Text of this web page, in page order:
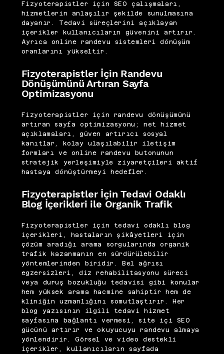
Fizyoterapistler için SEO çalışmaları,
hizmetlerin anlaşılır şekilde sunulmasına
dayanır. Tedavi süreçlerini açıklayan
içerikler kullanıcıların güvenini artırır.
Ayrıca online randevu sistemleri dönüşüm
oranlarını yükseltir.
Fizyoterapistler İçin Randevu
Dönüşümünü Artıran Sayfa
Optimizasyonu
Fizyoterapistler için randevu dönüşümünü
artıran sayfa optimizasyonu; net hizmet
açıklamaları, güven artırıcı sosyal
kanıtlar, kolay ulaşılabilir iletişim
formları ve online randevu butonunun
stratejik yerleşimiyle ziyaretçileri aktif
hastaya dönüştürmeyi hedefler.
Fizyoterapistler İçin Tedavi Odaklı
Blog İçerikleri ile Organik Trafik
Fizyoterapistler için tedavi odaklı blog
içerikleri, hastaların şikâyetleri için
çözüm aradığı arama sorgularında organik
trafik kazanmanın en sürdürülebilir
yöntemlerinden biridir. Bel ağrısı
egzersizleri, diz rehabilitasyonu süreci
veya duruş bozukluğu tedavisi gibi konular
hem yüksek arama hacmine sahiptir hem de
kliniğin uzmanlığını somutlaştırır. Her
blog yazısının ilgili tedavi hizmet
sayfasına bağlantı vermesi, site içi SEO
gücünü artırır ve okuyucuyu randevu almaya
yönlendirir. Görsel ve video destekli
içerikler, kullanıcıların sayfada